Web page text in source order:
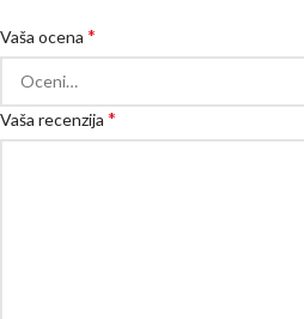
Vaša ocena *
Vaša recenzija *